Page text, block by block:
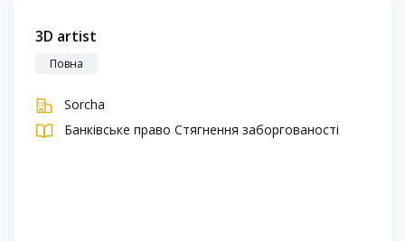
3D artist
Повна
Sorcha
Банківське право Стягнення заборгованості